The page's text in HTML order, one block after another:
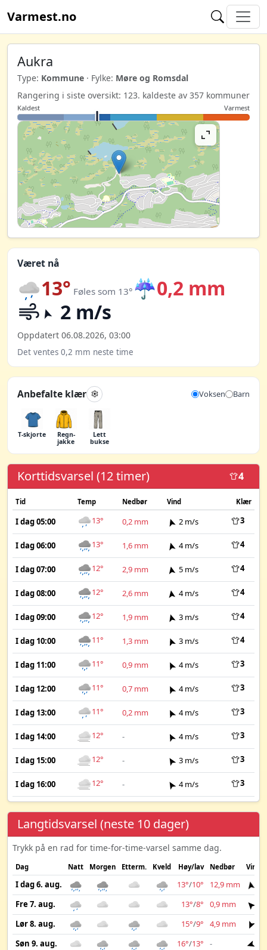
Varmest.no
Aukra
Type: Kommune · Fylke: Møre og Romsdal
Rangering i siste oversikt: 123. kaldeste av 357 kommuner
Kaldest Varmest
Været nå
13° Føles som 13° ☔0,2 mm
2 m/s
Oppdatert 06.08.2026, 03:00
Det ventes 0,2 mm neste time
Anbefalte klær Voksen Barn
T-skjorte
Regn­
jakke
Lett
bukse
Korttidsvarsel (12 timer) 4
Tid Temp Nedbør Vind Klær
I dag 05:00 13° 0,2 mm 2 m/s 3
I dag 06:00 13° 1,6 mm 4 m/s 4
I dag 07:00 12° 2,9 mm 5 m/s 4
I dag 08:00 12° 2,6 mm 4 m/s 4
I dag 09:00 12° 1,9 mm 3 m/s 4
I dag 10:00 11° 1,3 mm 3 m/s 4
I dag 11:00 11° 0,9 mm 4 m/s 3
I dag 12:00 11° 0,7 mm 4 m/s 3
I dag 13:00 11° 0,2 mm 4 m/s 3
I dag 14:00 12° - 4 m/s 3
I dag 15:00 12° - 3 m/s 3
I dag 16:00 12° - 4 m/s 3
Langtidsvarsel (neste 10 dager)
Trykk på en rad for time-for-time-varsel samme dag.
Dag Natt Morgen Etterm. Kveld Høy/lav Nedbør Vind
I dag 6. aug. 13°/10° 12,9 mm
Fre 7. aug.
13°/8° 0,9 mm
Lør 8. aug.
15°/9° 4,9 mm
Søn 9. aug.
16°/13° -